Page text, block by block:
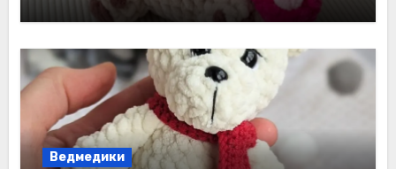
Ведмедики